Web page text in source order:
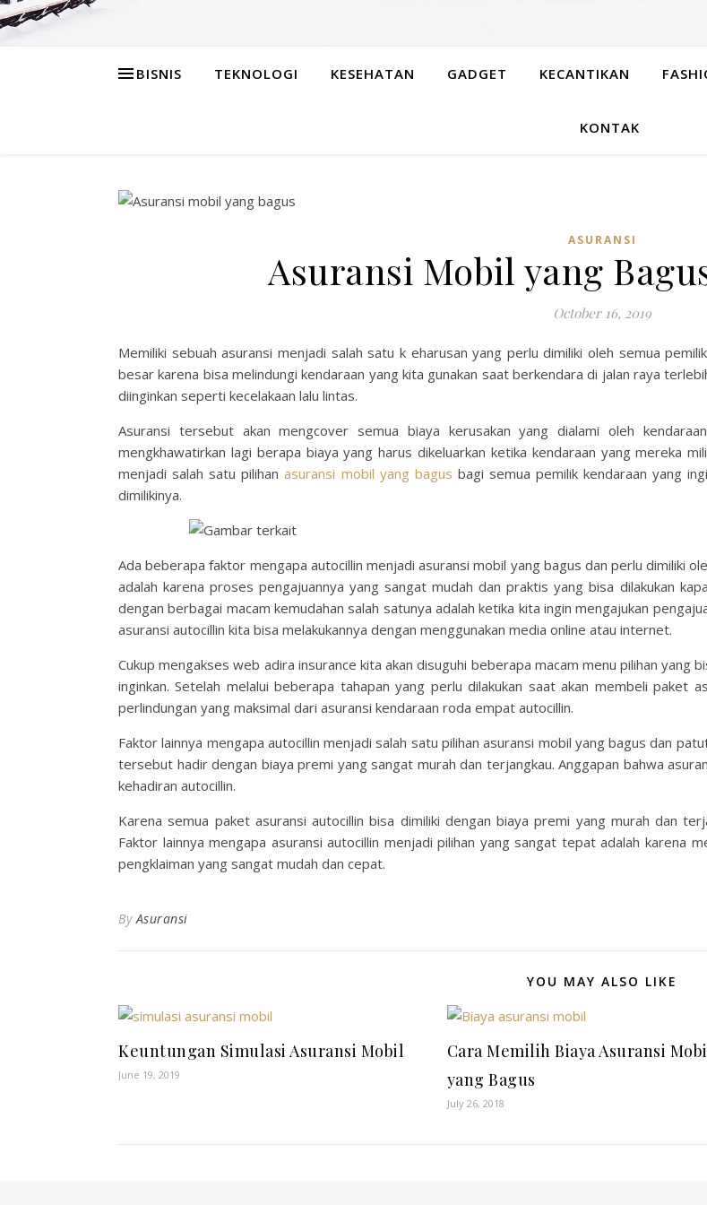
BISNIS TEKNOLOGI KESEHATAN GADGET KECANTIKAN
KONTAK
ASURANSI
Asuransi Mobil yang
October 16, 2019
Memiliki sebuah asuransi menjadi salah satu k eharusan yang perlu dimiliki oleh semua
besar karena bisa melindungi kendaraan yang kita gunakan saat berkendara di jalan raya
diinginkan seperti kecelakaan lalu lintas.
Asuransi tersebut akan mengcover semua biaya kerusakan yang dialami oleh
mengkhawatirkan lagi berapa biaya yang harus dikeluarkan ketika kendaraan yang mereka
menjadi salah satu pilihanasuransi mobil yang bagus bagi semua pemilik kendaraan yang
dimilikinya.
Ada beberapa faktor mengapa autocillin menjadi asuransi mobil yang bagus dan perlu dimiliki
adalah karena proses pengajuannya yang sangat mudah dan praktis yang bisa dilakukan
dengan berbagai macam kemudahan salah satunya adalah ketika kita ingin mengajukan
asuransi autocillin kita bisa melakukannya dengan menggunakan media online atau internet.
Cukup mengakses web adira insurance kita akan disuguhi beberapa macam menu pilihan yang
inginkan. Setelah melalui beberapa tahapan yang perlu dilakukan saat akan membeli paket
perlindungan yang maksimal dari asuransi kendaraan roda empat autocillin.
Faktor lainnya mengapa autocillin menjadi salah satu pilihan asuransi mobil yang bagus dan
tersebut hadir dengan biaya premi yang sangat murah dan terjangkau. Anggapan bahwa
kehadiran autocillin.
Karena semua paket asuransi autocillin bisa dimiliki dengan biaya premi yang murah dan
Faktor lainnya mengapa asuransi autocillin menjadi pilihan yang sangat tepat adalah karena
pengklaiman yang sangat mudah dan cepat.
ByAsuransi
YOU MAY ALSO LIKE
Keuntungan Simulasi Asuransi Mobil
June 19, 2019
Cara Memilih Biaya Asuransi
yang Bagus
July 26, 2018